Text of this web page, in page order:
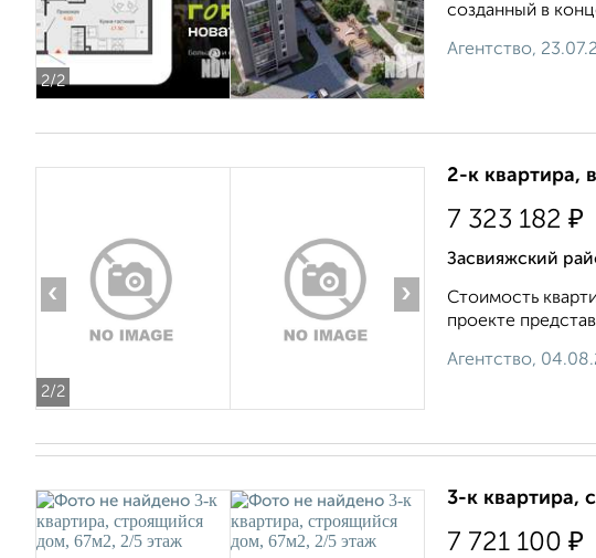
2/2
созданный в
Агентство,
2/2
‹ ›
2-к квартира,
7 323 182 ₽
Засвияжский
Стоимость
проекте
Агентство,
3-к квартира,
7 721 100 ₽